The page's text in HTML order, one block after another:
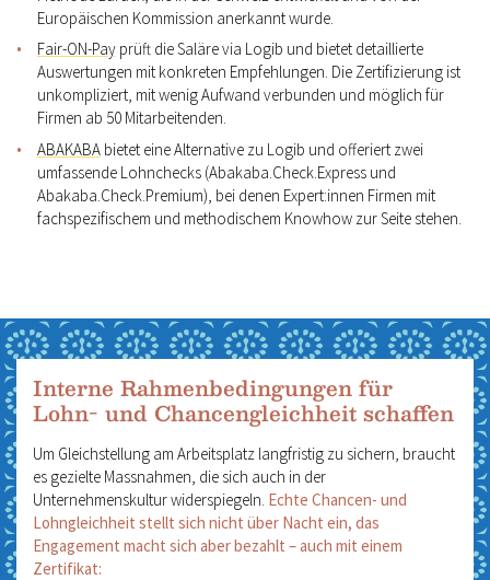
Europäischen Kommission anerkannt wurde.
Fair-ON-Payprüft die Saläre via Logib und bietet detaillierte
Auswertungen mit konkreten Empfehlungen. Die Zertifizierung ist
unkompliziert, mit wenig Aufwand verbunden und möglich für
Firmen ab 50 Mitarbeitenden.
ABAKABAbietet eine Alternative zu Logib und offeriert zwei
umfassende Lohnchecks (Abakaba.Check.Express und
Abakaba.Check.Premium), bei denen Expert:innen Firmen mit
fachspezifischem und methodischem Knowhow zur Seite stehen.
Interne Rahmenbedingungen für
Lohn- und Chancengleichheit schaffen
Um Gleichstellung am Arbeitsplatz langfristig zu sichern, braucht
es gezielte Massnahmen, die sich auch in der
Unternehmenskultur widerspiegeln. Echte Chancen- und
Lohngleichheit stellt sich nicht über Nacht ein, das
Engagement macht sich aber bezahlt – auch mit einem
Zertifikat: